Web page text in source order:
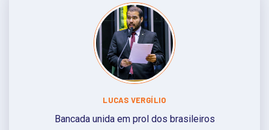
LUCAS VERGÍLIO
Bancada unida em prol dos brasileiros